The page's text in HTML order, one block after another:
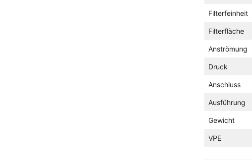
Filterfeinheit
Filterfläche
Anströmung
Druck
Anschluss
Ausführung
Gewicht
VPE